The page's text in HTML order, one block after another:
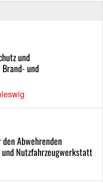
und
und
Abwehrenden
Nutzfahrzeugwerkstatt